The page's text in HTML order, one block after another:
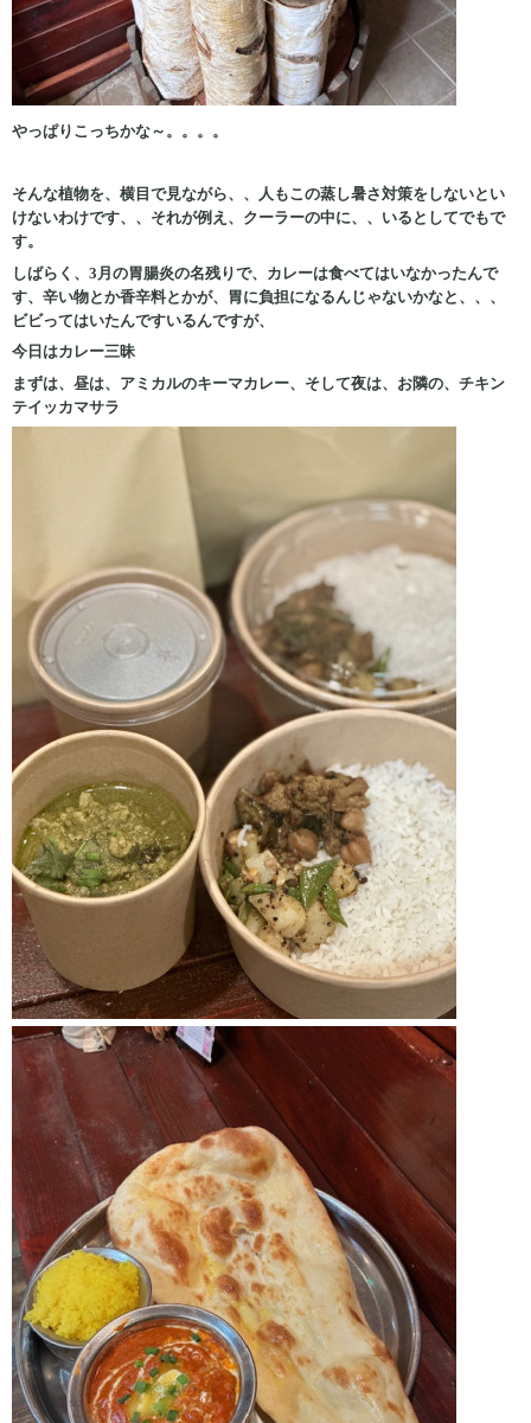
やっぱりこっちかな～。。。。
そんな植物を、横目で見ながら、、人もこの蒸し暑さ対策をしないとい
けないわけです、、それが例え、クーラーの中に、、いるとしてでもで
す。
しばらく、3月の胃腸炎の名残りで、カレーは食べてはいなかったんで
す、辛い物とか香辛料とかが、胃に負担になるんじゃないかなと、、、
ビビってはいたんですいるんですが、
今日はカレー三昧
まずは、昼は、アミカルのキーマカレー、そして夜は、お隣の、チキン
テイッカマサラ